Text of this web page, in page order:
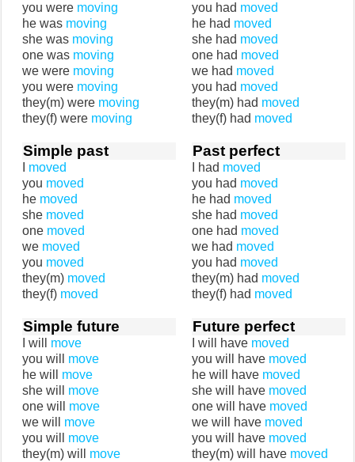
you were moving
he was moving
she was moving
one was moving
we were moving
you were moving
they(m) were moving
they(f) were moving
you had moved
he had moved
she had moved
one had moved
we had moved
you had moved
they(m) had moved
they(f) had moved
Simple past
moved
you moved
he moved
she moved
one moved
we moved
you moved
they(m) moved
they(f) moved
Past perfect
I had moved
you had moved
he had moved
she had moved
one had moved
we had moved
you had moved
they(m) had moved
they(f) had moved
Simple future
I will move
you will move
he will move
she will move
one will move
we will move
you will move
they(m) will move
Future perfect
I will have moved
you will have moved
he will have moved
she will have moved
one will have moved
we will have moved
you will have moved
they(m) will have moved